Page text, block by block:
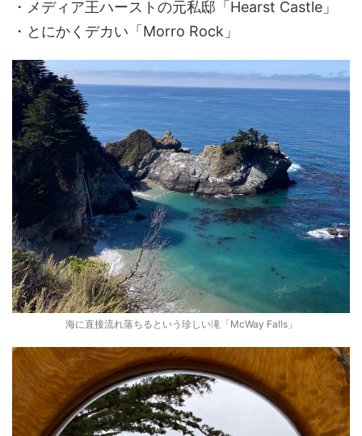
・メディア王ハーストの元私邸「Hearst Castle」
・とにかくデカい「Morro Rock」
海に直接流れ落ちるという珍しい滝「McWay Falls」